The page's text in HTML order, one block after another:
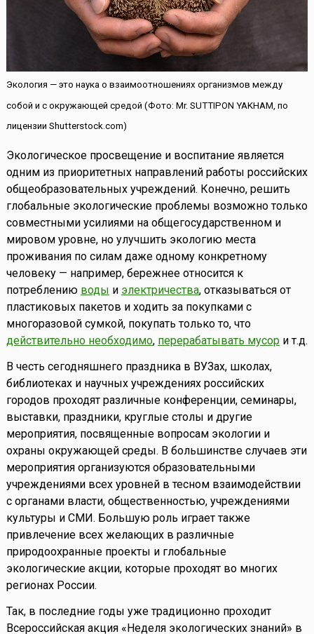
Экология — это наука о взаимоотношениях организмов между
собой и с окружающей средой (Фото: Mr. SUTTIPON YAKHAM, по
лицензии Shutterstock.com)
Экологическое просвещение и воспитание является
одним из приоритетных направлений работы российских
общеобразовательных учреждений. Конечно, решить
глобальные экологические проблемы возможно только
совместными усилиями на общегосударственном и
мировом уровне, но улучшить экологию места
проживания по силам даже одному конкретному
человеку — например, бережнее относится к
потреблению воды и электричества, отказываться от
пластиковых пакетов и ходить за покупками с
многоразовой сумкой, покупать только то, что
действительно необходимо, перерабатывать мусори т.д.
В честь сегодняшнего праздника в ВУЗах, школах,
библиотеках и научных учреждениях российских
городов проходят различные конференции, семинары,
выставки, праздники, круглые столы и другие
мероприятия, посвященные вопросам экологии и
охраны окружающей среды. В большинстве случаев эти
мероприятия организуются образовательными
учреждениями всех уровней в тесном взаимодействии
с органами власти, общественностью, учреждениями
культуры и СМИ. Большую роль играет также
привлечение всех желающих в различные
природоохранные проекты и глобальные
экологические акции, которые проходят во многих
регионах России.
Так, в последние годы уже традиционно проходит
Всероссийская акция «Неделя экологических знаний» в